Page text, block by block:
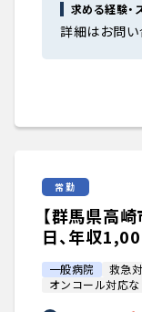
求める経験・
詳細はお問
常勤
【群馬県高
日、年収
一般病院 救急
オンコール対応な